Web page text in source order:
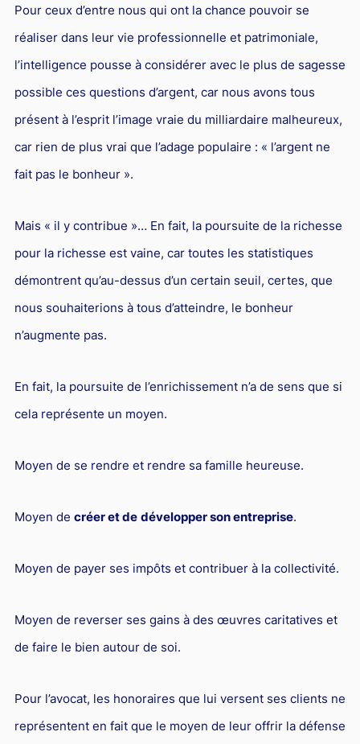
L'industrie
Droit aérien
Caution bancaire
Communication et nouvelles technologies
Grande entreprise
Droit de l'environnement et des énergies renouvelables
Transport
Restructuration d'entreprise
Droit et Fiscalité du marché de l'Art
Transmission d'entreprise et avocat
Gestion des crises
Contentieux cession d’entreprise
Énergie
Banque et Assurance
Droit bancaire
Droit de la réparation et du dommage corporel
Pour ceux d’entre nous qui ont la chance pouvoir se
réaliser dans leur vie professionnelle et patrimoniale,
l’intelligence pousse à considérer avec le plus de sagesse
possible ces questions d’argent, car nous avons tous
présent à l’esprit l’image vraie du milliardaire malheureux,
car rien de plus vrai que l’adage populaire : « l’argent ne
fait pas le bonheur ».
Mais « il y contribue »… En fait, la poursuite de la richesse
pour la richesse est vaine, car toutes les statistiques
démontrent qu’au-dessus d’un certain seuil, certes, que
nous souhaiterions à tous d’atteindre, le bonheur
n’augmente pas.
En fait, la poursuite de l’enrichissement n’a de sens que si
cela représente un moyen.
Moyen de se rendre et rendre sa famille heureuse.
Moyen de créer et de développer son entreprise.
Moyen de payer ses impôts et contribuer à la collectivité.
Moyen de reverser ses gains à des œuvres caritatives et
de faire le bien autour de soi.
Pour l’avocat, les honoraires que lui versent ses clients ne
représentent en fait que le moyen de leur offrir la défense